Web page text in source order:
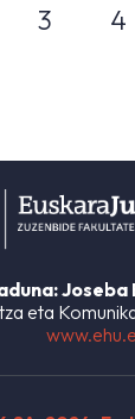
3 4
Joseba
eta